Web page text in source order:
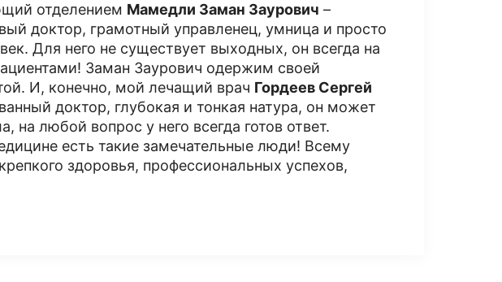
отделением Мамедли Заман Заурович –
доктор, грамотный управленец, умница и просто
Для него не существует выходных, он всегда на
Заман Заурович одержим своей
И, конечно, мой лечащий врач Гордеев Сергей
доктор, глубокая и тонкая натура, он может
на любой вопрос у него всегда готов ответ.
есть такие замечательные люди! Всему
здоровья, профессиональных успехов,